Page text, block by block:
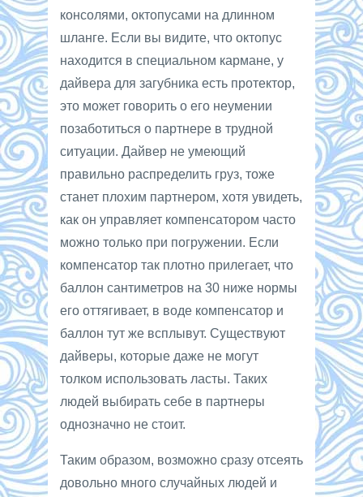
консолями, октопусами на длинном
шланге. Если вы видите, что октопус
находится в специальном кармане, у
дайвера для загубника есть протектор,
это может говорить о его неумении
позаботиться о партнере в трудной
ситуации. Дайвер не умеющий
правильно распределить груз, тоже
станет плохим партнером, хотя увидеть,
как он управляет компенсатором часто
можно только при погружении. Если
компенсатор так плотно прилегает, что
баллон сантиметров на 30 ниже нормы
его оттягивает, в воде компенсатор и
баллон тут же всплывут. Существуют
дайверы, которые даже не могут
толком использовать ласты. Таких
людей выбирать себе в партнеры
однозначно не стоит.
Таким образом, возможно сразу отсеять
довольно много случайных людей и